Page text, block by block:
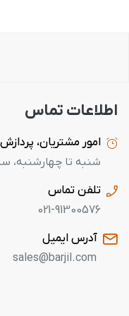
اطلاعات تماس
امور مشتریان،
شنبه تا چهارشنبه، ساعت
تلفن تماس
021-91300576
آدرس ایمیل
sales@barjil.com